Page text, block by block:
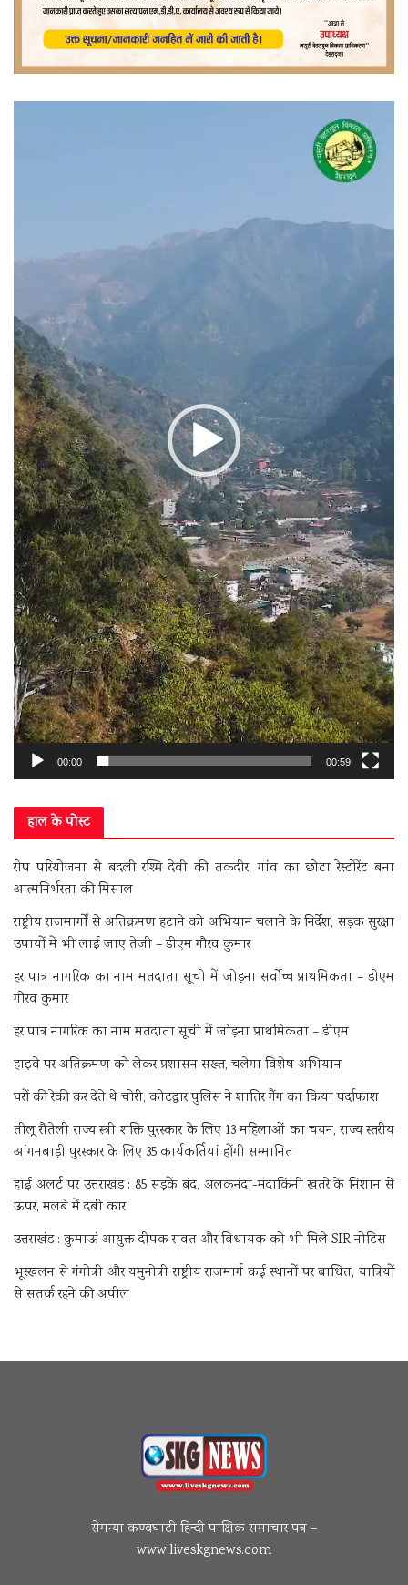
00:00 00:59
हाल के पोस्ट
रीप परियोजना से बदली रश्मि देवी की तकदीर, गांव का छोटा रेस्टोरेंट बना
आत्मनिर्भरता की मिसाल
राष्ट्रीय राजमार्गों से अतिक्रमण हटाने को अभियान चलाने के निर्देश, सड़क सुरक्षा
उपायों में भी लाई जाए तेजी – डीएम गौरव कुमार
हर पात्र नागरिक का नाम मतदाता सूची में जोड़ना सर्वोच्च प्राथमिकता – डीएम
गौरव कुमार
हर पात्र नागरिक का नाम मतदाता सूची में जोड़ना प्राथमिकता – डीएम
हाइवे पर अतिक्रमण को लेकर प्रशासन सख्त, चलेगा विशेष अभियान
घरों की रेकी कर देते थे चोरी, कोटद्वार पुलिस ने शातिर गैंग का किया पर्दाफाश
तीलू रौतेली राज्य स्त्री शक्ति पुरस्कार के लिए 13 महिलाओं का चयन, राज्य स्तरीय
आंगनबाड़ी पुरस्कार के लिए 35 कार्यकर्तियां होंगी सम्मानित
हाई अलर्ट पर उत्तराखंड : 85 सड़कें बंद, अलकनंदा-मंदाकिनी खतरे के निशान से
ऊपर, मलबे में दबी कार
उत्तराखंड : कुमाऊं आयुक्त दीपक रावत और विधायक को भी मिले SIR नोटिस
भूस्खलन से गंगोत्री और यमुनोत्री राष्ट्रीय राजमार्ग कई स्थानों पर बाधित, यात्रियों
से सतर्क रहने की अपील
सेमन्या कण्वघाटी हिन्दी पाक्षिक समाचार पत्र –
www.liveskgnews.com